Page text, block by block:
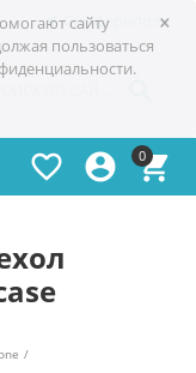
×
сайту
пользоваться
Симферополь
0



/